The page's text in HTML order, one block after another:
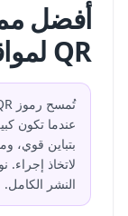
أفضل
QR لمواقف السيارات
عندما تكون
بتباين قوي،
لاتخاذ
النشر الكامل.